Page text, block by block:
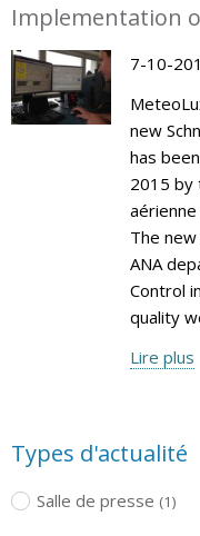
Implementation
7-10-
new
has
2015 by
The
ANA
Control
quality
Lire plus
Types d'actualité
Salle de presse (1)